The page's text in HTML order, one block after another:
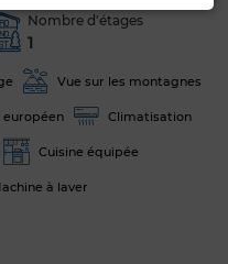
Nombre d'étages
1
Vue sur les montagnes
européen Climatisation
Cuisine équipée
à laver